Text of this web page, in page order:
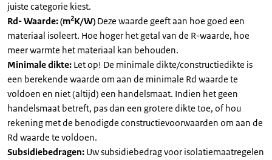
juiste categorie kiest.
Rd- Waarde: (m2K/W) Deze waarde geeft aan hoe goed een
materiaal isoleert. Hoe hoger het getal van de R-waarde, hoe
meer warmte het materiaal kan behouden.
Minimale dikte: Let op! De minimale dikte/constructiedikte is
een berekende waarde om aan de minimale Rd waarde te
voldoen en niet (altijd) een handelsmaat. Indien het geen
handelsmaat betreft, pas dan een grotere dikte toe, of hou
rekening met de benodigde constructievoorwaarden om aan de
Rd waarde te voldoen.
Subsidiebedragen: Uw subsidiebedrag voor isolatiemaatregelen